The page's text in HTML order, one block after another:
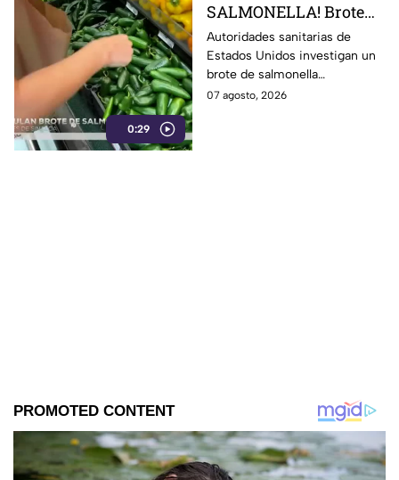
0:29
SALMONELLA! Brote
ligado a CHILES
jalapeños ya afecta a 27
estados
Autoridades sanitarias de
Estados Unidos investigan un
brote de salmonella
relacionado con chiles
07 agosto, 2026